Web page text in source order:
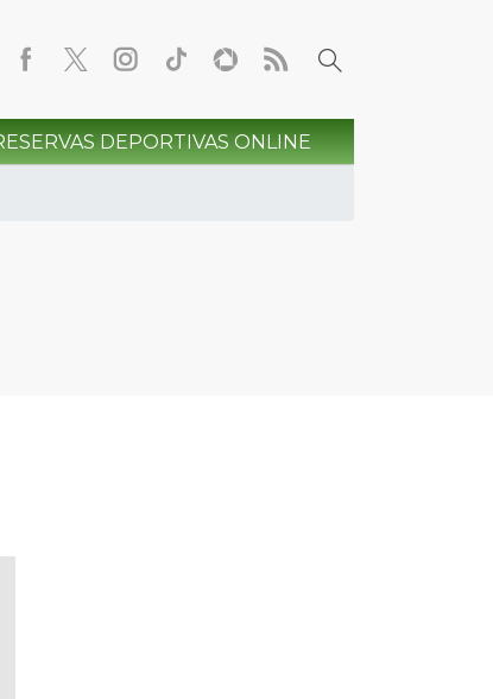
DEPORTIVAS ONLINE